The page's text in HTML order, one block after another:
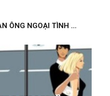
ÔNG NGOẠI TÌNH …